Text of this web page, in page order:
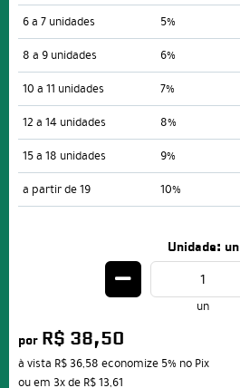
6 a 7 unidades
5%
8 a 9 unidades
6%
10 a 11 unidades
7%
12 a 14 unidades
8%
15 a 18 unidades
9%
a partir de 19
10%
Unidade: un
un
por R$ 38,50
à vista R$ 36,58 economize 5% no Pix
ou em 3xde R$ 13,61